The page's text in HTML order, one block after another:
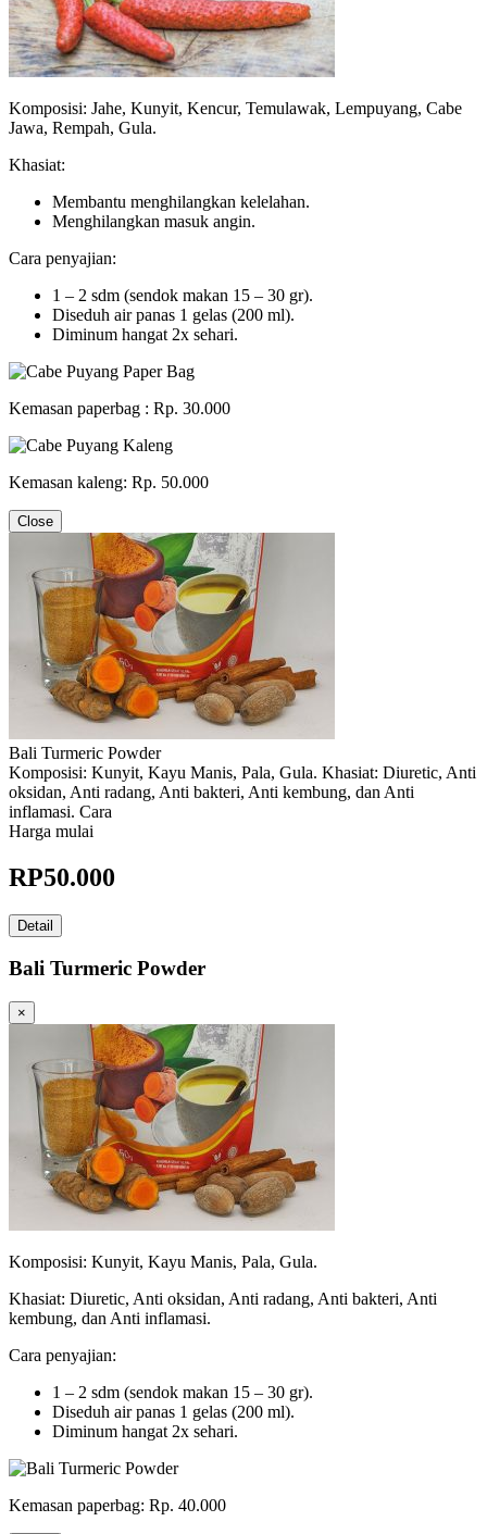
Komposisi: Jahe, Kunyit, Kencur, Temulawak, Lempuyang, Cabe
Jawa, Rempah, Gula.
Khasiat:
Membantu menghilangkan kelelahan.
Menghilangkan masuk angin.
Cara penyajian:
1 – 2 sdm (sendok makan 15 – 30 gr).
Diseduh air panas 1 gelas (200 ml).
Diminum hangat 2x sehari.
Kemasan paperbag : Rp. 30.000
Kemasan kaleng: Rp. 50.000
Close
Bali Turmeric Powder
Komposisi: Kunyit, Kayu Manis, Pala, Gula. Khasiat: Diuretic, Anti
oksidan, Anti radang, Anti bakteri, Anti kembung, dan Anti
inflamasi. Cara
Harga mulai
RP50.000
Detail
Bali Turmeric Powder
×
Komposisi: Kunyit, Kayu Manis, Pala, Gula.
Khasiat: Diuretic, Anti oksidan, Anti radang, Anti bakteri, Anti
kembung, dan Anti inflamasi.
Cara penyajian:
1 – 2 sdm (sendok makan 15 – 30 gr).
Diseduh air panas 1 gelas (200 ml).
Diminum hangat 2x sehari.
Kemasan paperbag: Rp. 40.000